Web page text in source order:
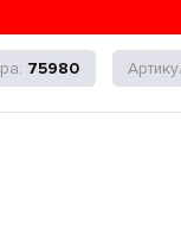
75980